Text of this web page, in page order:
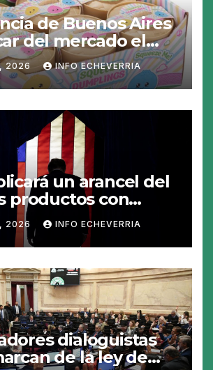
de Buenos Aires
del mercado el
Dumpling», un
2026 INFO ECHEVERRIA
un arancel del
productos con
para frenar el
China
2026 INFO ECHEVERRIA
dialoguistas
de la ley de